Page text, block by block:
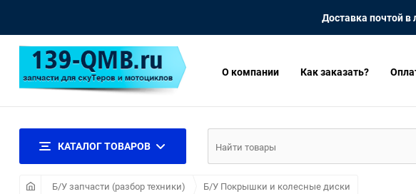
Доставка почтой в
О компании Как заказать?
КАТАЛОГ ТОВАРОВ
Б/У запчасти (разбор техники) Б/У Покрышки и колесные диски